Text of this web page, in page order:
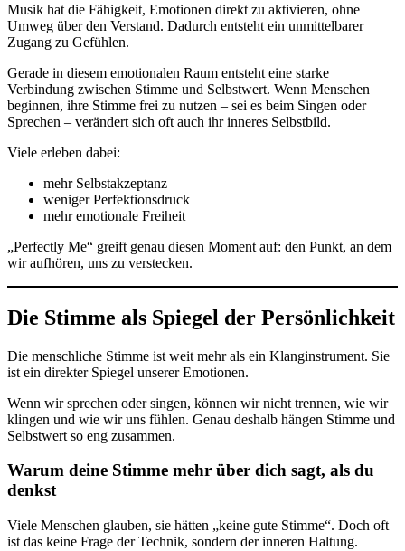
Musik hat die Fähigkeit, Emotionen direkt zu aktivieren, ohne
Umweg über den Verstand. Dadurch entsteht ein unmittelbarer
Zugang zu Gefühlen.
Gerade in diesem emotionalen Raum entsteht eine starke
Verbindung zwischen Stimme und Selbstwert. Wenn Menschen
beginnen, ihre Stimme frei zu nutzen – sei es beim Singen oder
Sprechen – verändert sich oft auch ihr inneres Selbstbild.
Viele erleben dabei:
mehr Selbstakzeptanz
weniger Perfektionsdruck
mehr emotionale Freiheit
„Perfectly Me“ greift genau diesen Moment auf: den Punkt, an dem
wir aufhören, uns zu verstecken.
Die Stimme als Spiegel der Persönlichkeit
Die menschliche Stimme ist weit mehr als ein Klanginstrument. Sie
ist ein direkter Spiegel unserer Emotionen.
Wenn wir sprechen oder singen, können wir nicht trennen, wie wir
klingen und wie wir uns fühlen. Genau deshalb hängen Stimme und
Selbstwert so eng zusammen.
Warum deine Stimme mehr über dich sagt, als du
denkst
Viele Menschen glauben, sie hätten „keine gute Stimme“. Doch oft
ist das keine Frage der Technik, sondern der inneren Haltung.